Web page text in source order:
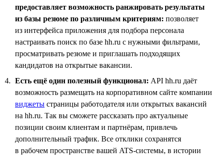
предоставляет возможность ранжировать результаты
из базы резюме по различным критериям: позволяет
из интерфейса приложения для подбора персонала
настраивать поиск по базе hh.ru с нужными фильтрами,
просматривать резюме и приглашать подходящих
кандидатов на открытые вакансии.
Есть ещё один полезный функционал: API hh.ru даёт
возможность размещать на корпоративном сайте компании
виджеты страницы работодателя или открытых вакансий
на hh.ru. Так вы сможете рассказать про актуальные
позиции своим клиентам и партнёрам, привлечь
дополнительный трафик. Все отклики сохранятся
в рабочем пространстве вашей ATS-системы, в истории